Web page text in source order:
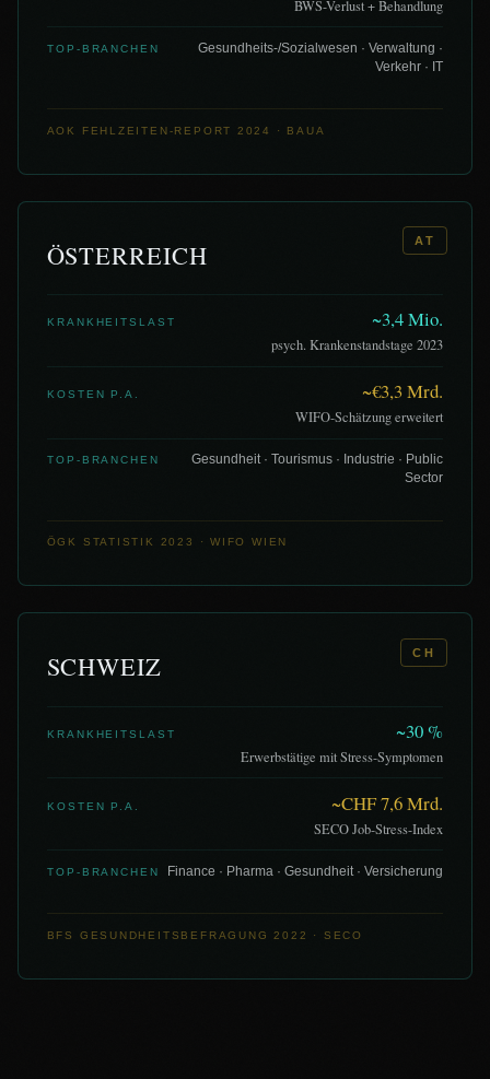
BWS-Verlust + Behandlung
TOP-BRANCHEN
Gesundheits-/Sozialwesen · Verwaltung ·
Verkehr · IT
AOK FEHLZEITEN-REPORT 2024 · BAUA
AT
ÖSTERREICH
KRANKHEITSLAST ~3,4 Mio.
psych. Krankenstandstage 2023
KOSTEN P.A. ~€3,3 Mrd.
WIFO-Schätzung erweitert
TOP-BRANCHEN
Gesundheit · Tourismus · Industrie · Public
Sector
ÖGK STATISTIK 2023 · WIFO WIEN
CH
SCHWEIZ
KRANKHEITSLAST ~30 %
Erwerbstätige mit Stress-Symptomen
KOSTEN P.A. ~CHF 7,6 Mrd.
SECO Job-Stress-Index
TOP-BRANCHEN Finance · Pharma · Gesundheit · Versicherung
BFS GESUNDHEITSBEFRAGUNG 2022 · SECO